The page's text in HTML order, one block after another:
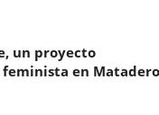
un proyecto
en Matadero